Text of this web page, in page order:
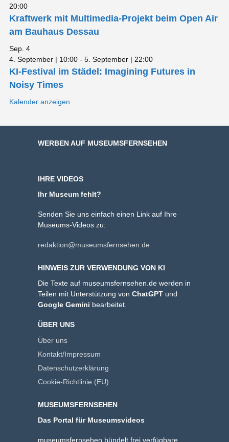
20:00
Kraftwerk mit Multimedia-Projekt beim Open Air
am Bauhaus Dessau
Sep. 4
4. September | 10:00 - 5. September | 22:00
KI-Festival im Städel: Imagining Futures in
Noisy Times
Kalender anzeigen
WERBEN AUF MUSEUMSFERNSEHEN
IHRE VIDEOS
Ihr Museum fehlt?
Senden Sie uns einfach einen Link auf Ihre
Museums-Videos zu:
redaktion@museumsfernsehen.de
HINWEIS ZUR VERWENDUNG VON KI
Die Texte auf museumsfernsehen.de werden in
Teilen mit Unterstützung von ChatGPT und
Google Gemini bearbeitet.
ÜBER UNS
Über uns
Kontakt/Impressum
Datenschutzerklärung
Cookie-Richtlinie (EU)
MUSEUMSFERNSEHEN
Das Portal für Museumsvideos
museumsfernsehen bündelt frei verfügbare